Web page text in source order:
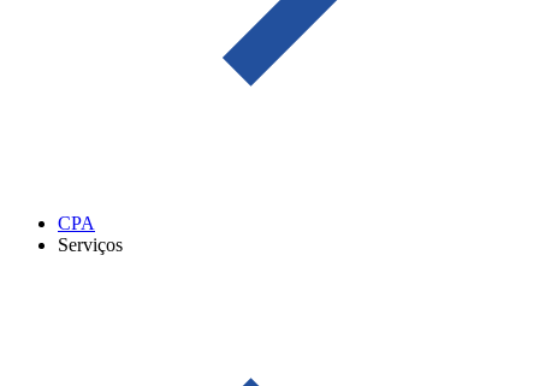
CPA
Serviços